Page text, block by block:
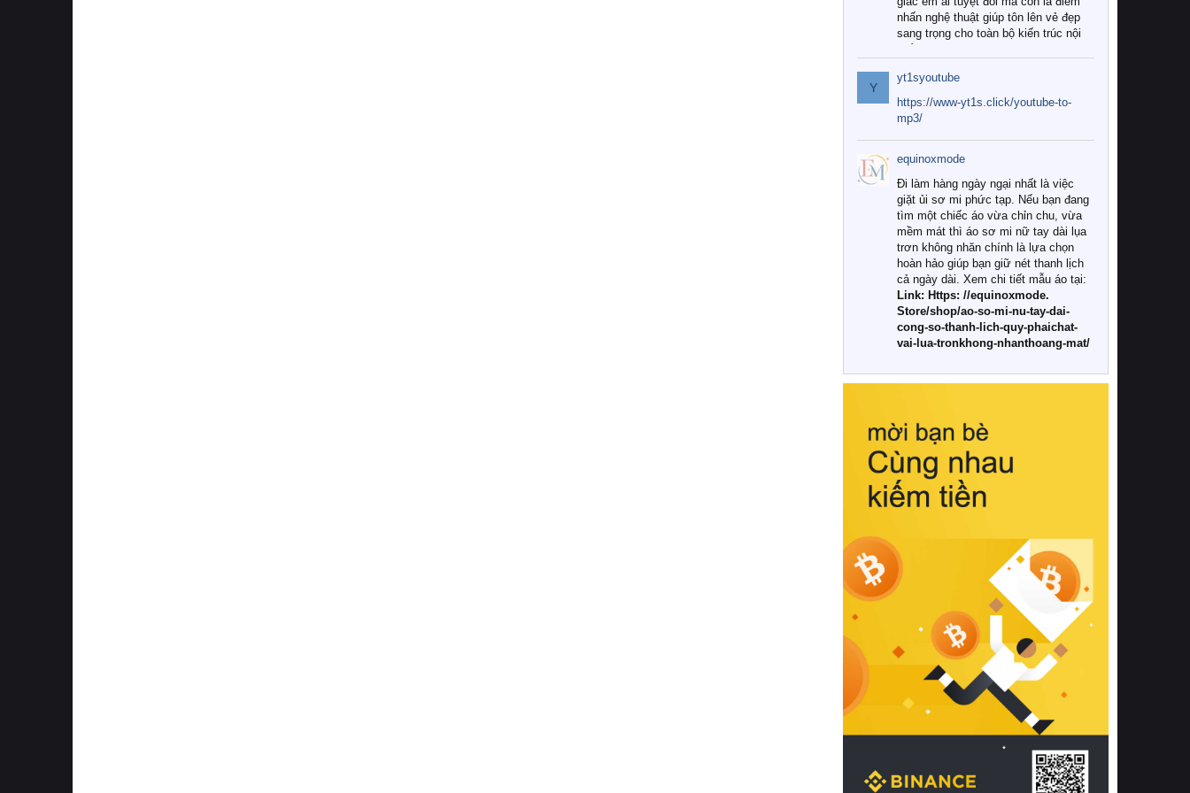
nhấn nghệ thuật giúp tôn lên vẻ đẹp
sang trọng cho toàn bộ kiến trúc nội
Tuy nhiên, giữa thị trường đa dạng
với vô vàn thương hiệu và mẫu mã
như hiện nay, làm thế nào để chọn
được những bộ chăn ga gối đệm cao
cấp thực sự chất lượng, phù hợp với
khí hậu và nhu cầu sử dụng của gia
đình? Hãy cùng chúng tôi đi tìm lời
giải đáp chi tiết qua bài viết dưới đây.
1. Tại sao các gia đình hiện đại lại ưa
chuộng chăn ga gối đệm cao cấp?
Khác với các dòng sản phẩm thông
thường, những bộ chăn ga gối đệm
cao cấp trải qua quy trình sản xuất
nghiêm ngặt từ khâu chọn lọc nguyên
liệu tự nhiên đến công nghệ dệt
nhuộm hiện đại không chứa hóa chất
này, bạn sẽ cảm nhận rõ rệt sự khác
hồi chuẩn xác của phần đệm nâng đỡ
cột sống.
Bên cạnh đó, việc lựa chọn các dòng
sản phẩm đạt chuẩn chất lượng quốc
tế còn giúp ngăn ngừa tình trạng kích
khuẩn và nấm mốc trong điều kiện
thời tiết nóng ẩm. Bạn có thể tìm hiểu
thêm các nghiên cứu khoa học về tác
động của giấc ngủ và môi trường
phòng ngủ đối với sức khỏe con
người tại Sleep Foundation (External
Link) để có cái nhìn toàn diện hơn.
2. Các tiêu chí vàng khi lựa chọn
chăn ga gối đệm cao cấp cho phòng
ngủ
Để sở hữu một bộ chăn ga gối đệm
cao cấp hoàn hảo cả về thẩm mỹ lẫn
công năng, người tiêu dùng cần cân
nhắc kỹ lưỡng các tiêu chí quan trọng
Y
yt1syoutube
https://www-yt1s.click/youtube-to-
mp3/
equinoxmode
Đi làm hàng ngày ngại nhất là việc
giặt ủi sơ mi phức tạp. Nếu bạn đang
tìm một chiếc áo vừa chỉn chu, vừa
mềm mát thì áo sơ mi nữ tay dài lụa
trơn không nhăn chính là lựa chọn
hoàn hảo giúp bạn giữ nét thanh lịch
cả ngày dài. Xem chi tiết mẫu áo tại:
Link: Https: //equinoxmode.
Store/shop/ao-so-mi-nu-tay-dai-
cong-so-thanh-lich-quy-phaichat-
vai-lua-tronkhong-nhanthoang-mat/